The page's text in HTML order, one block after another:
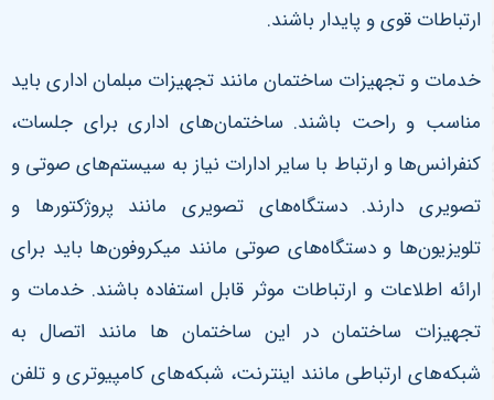
ارتباطات قوی و پایدار باشند.
خدمات و تجهیزات ساختمان مانند تجهیزات مبلمان اداری باید
مناسب و راحت باشند. ساختمان‌های اداری برای جلسات،
کنفرانس‌ها و ارتباط با سایر ادارات نیاز به سیستم‌های صوتی و
تصویری دارند. دستگاه‌های تصویری مانند پروژکتورها و
تلویزیون‌ها و دستگاه‌های صوتی مانند میکروفون‌ها باید برای
ارائه اطلاعات و ارتباطات موثر قابل استفاده باشند. خدمات و
تجهیزات ساختمان در این ساختمان ها مانند اتصال به
شبکه‌های ارتباطی مانند اینترنت، شبکه‌های کامپیوتری و تلفن